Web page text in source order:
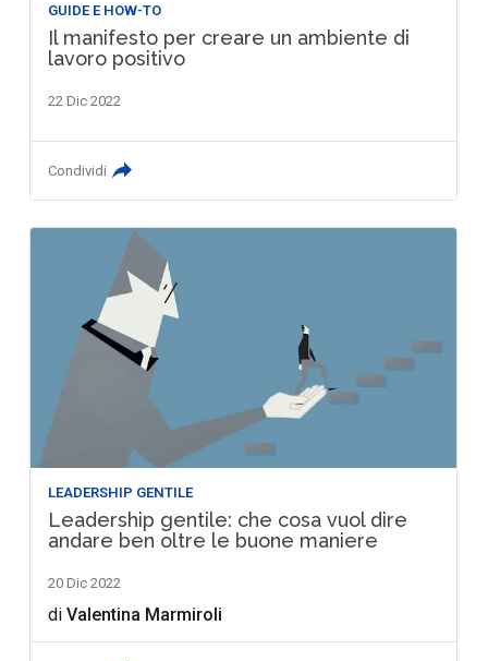
GUIDE E HOW-TO
Il manifesto per creare un ambiente di
lavoro positivo
22 Dic 2022
Condividi
LEADERSHIP GENTILE
Leadership gentile: che cosa vuol dire
andare ben oltre le buone maniere
20 Dic 2022
diValentina Marmiroli